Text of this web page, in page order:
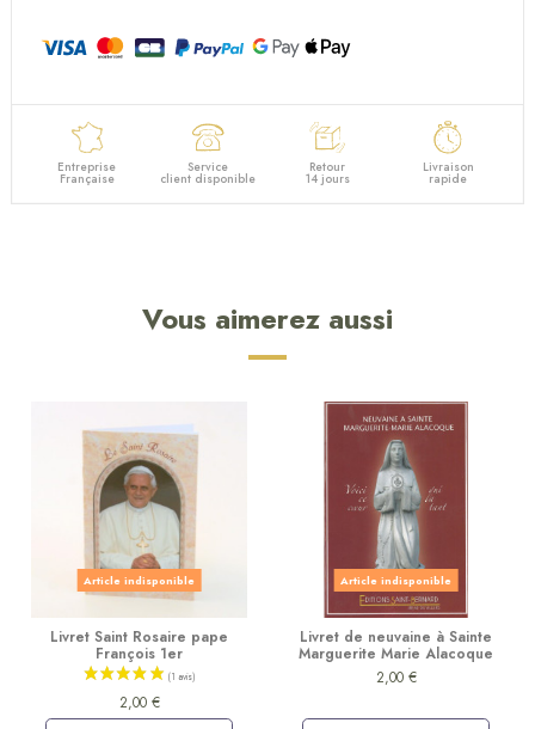
Entreprise
Française
Service
client disponible
Retour
14 jours
Livraison
rapide
Vous aimerez aussi
Article indisponible
Livret Saint Rosaire pape
François 1er
2,00 €
Article indisponible
Livret de neuvaine à Sainte
Marguerite Marie Alacoque
2,00 €